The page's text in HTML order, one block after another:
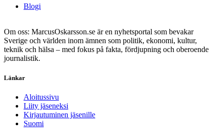
Blogi
Om oss: MarcusOskarsson.se är en nyhetsportal som bevakar
Sverige och världen inom ämnen som politik, ekonomi, kultur,
teknik och hälsa – med fokus på fakta, fördjupning och oberoende
journalistik.
Länkar
Aloitussivu
Liity jäseneksi
Kirjautuminen jäsenille
Suomi